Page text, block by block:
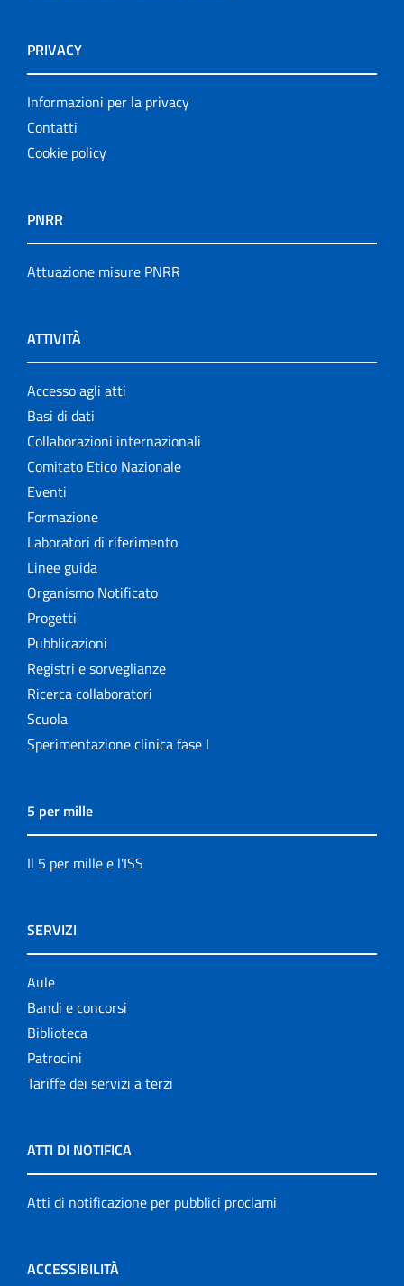
PRIVACY
Informazioni per la privacy
Contatti
Cookie policy
PNRR
Attuazione misure PNRR
ATTIVITÀ
Accesso agli atti
Basi di dati
Collaborazioni internazionali
Comitato Etico Nazionale
Eventi
Formazione
Laboratori di riferimento
Linee guida
Organismo Notificato
Progetti
Pubblicazioni
Registri e sorveglianze
Ricerca collaboratori
Scuola
Sperimentazione clinica fase I
5 per mille
Il 5 per mille e l'ISS
SERVIZI
Aule
Bandi e concorsi
Biblioteca
Patrocini
Tariffe dei servizi a terzi
ATTI DI NOTIFICA
Atti di notificazione per pubblici proclami
ACCESSIBILITÀ